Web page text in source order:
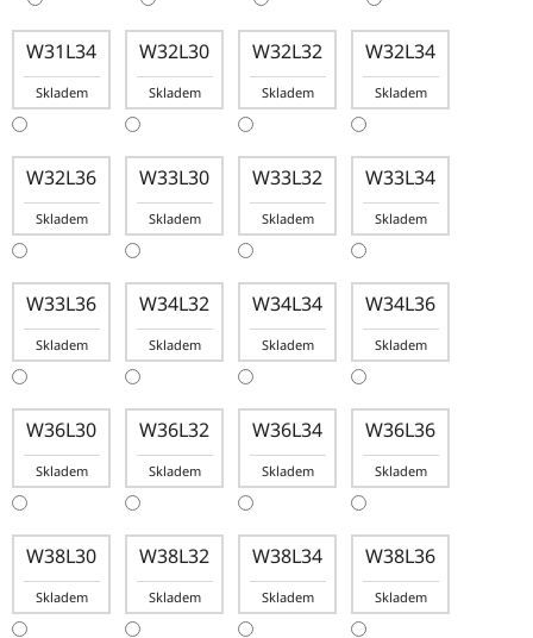
W31L34
Skladem
W32L30
Skladem
W32L32
Skladem
W32L34
Skladem
W32L36
Skladem
W33L30
Skladem
W33L32
Skladem
W33L34
Skladem
W33L36
Skladem
W34L32
Skladem
W34L34
Skladem
W34L36
Skladem
W36L30
Skladem
W36L32
Skladem
W36L34
Skladem
W36L36
Skladem
W38L30
Skladem
W38L32
Skladem
W38L34
Skladem
W38L36
Skladem